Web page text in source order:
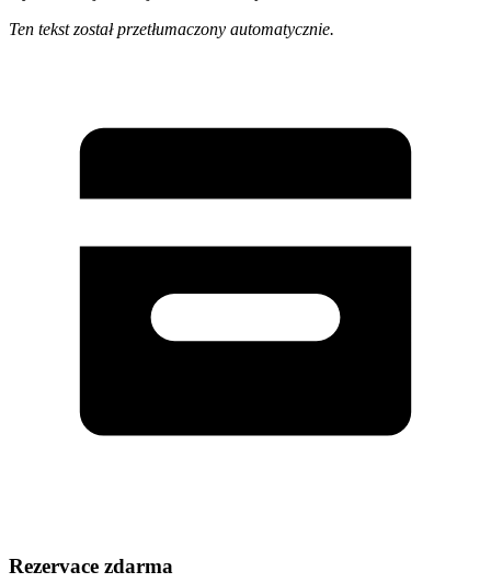
Ten tekst został przetłumaczony automatycznie.
Rezervace zdarma